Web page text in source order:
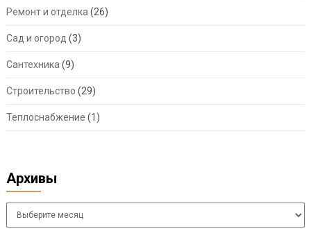
Ремонт и отделка (26)
Сад и огород (3)
Сантехника (9)
Строительство (29)
Теплоснабжение (1)
Архивы
Архивы